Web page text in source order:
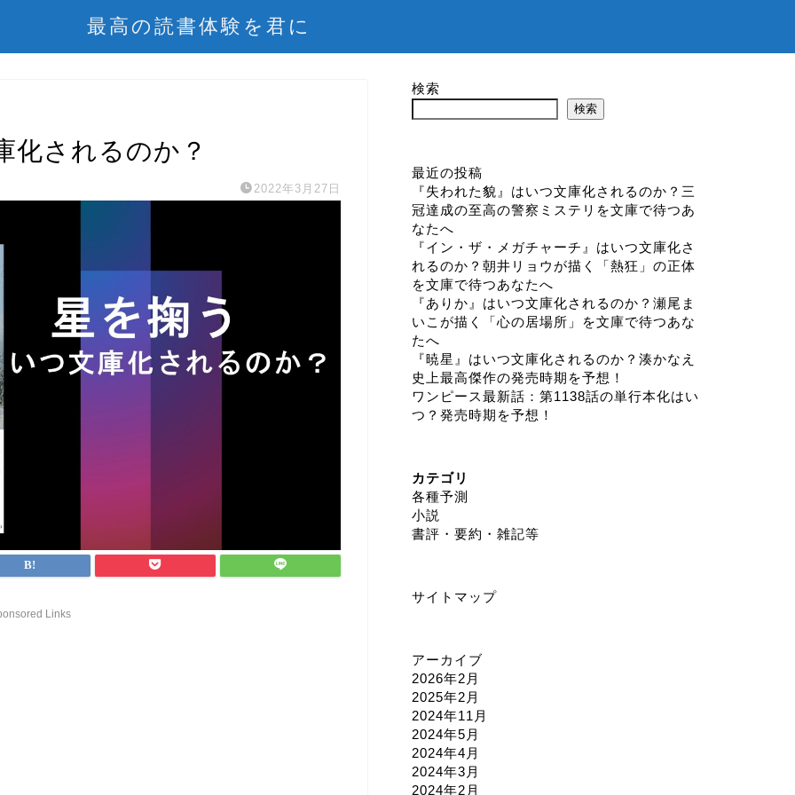
最高の読書体験を君に
化されるのか？
2022年3月27日
Links
検索
検索
最近の投稿
『失われた貌』はいつ文庫化されるのか？三
冠達成の至高の警察ミステリを文庫で待つあ
なたへ
『イン・ザ・メガチャーチ』はいつ文庫化さ
れるのか？朝井リョウが描く「熱狂」の正体
を文庫で待つあなたへ
『ありか』はいつ文庫化されるのか？瀬尾ま
いこが描く「心の居場所」を文庫で待つあな
たへ
『暁星』はいつ文庫化されるのか？湊かなえ
史上最高傑作の発売時期を予想！
ワンピース最新話：第1138話の単行本化はい
つ？発売時期を予想！
カテゴリ
各種予測
小説
書評・要約・雑記等
サイトマップ
アーカイブ
2026年2月
2025年2月
2024年11月
2024年5月
2024年4月
2024年3月
2024年2月